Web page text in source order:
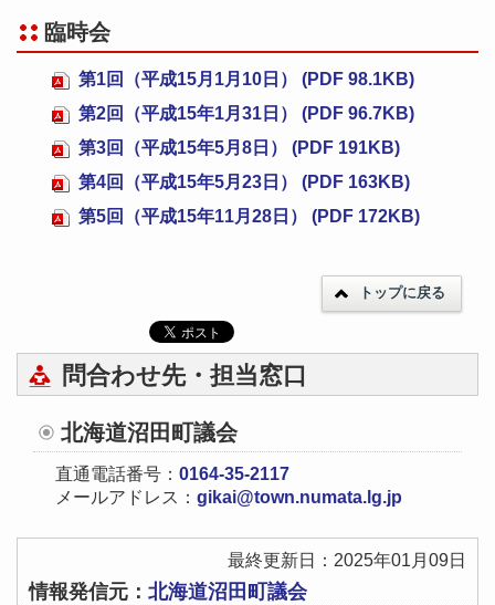
臨時会
第1回（平成15月1月10日） (PDF 98.1KB)
第2回（平成15年1月31日） (PDF 96.7KB)
第3回（平成15年5月8日） (PDF 191KB)
第4回（平成15年5月23日） (PDF 163KB)
第5回（平成15年11月28日） (PDF 172KB)
トップに戻る
問合わせ先・担当窓口
北海道沼田町議会
直通電話番号： 0164-35-2117
メールアドレス： gikai@town.numata.lg.jp
最終更新日：2025年01月09日
情報発信元： 北海道沼田町議会